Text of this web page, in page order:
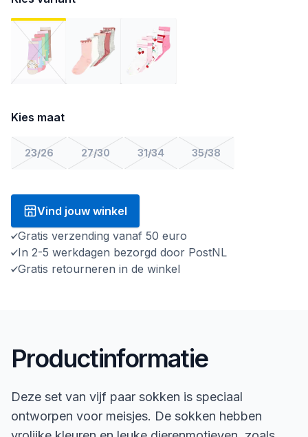
Kies maat
23/26 27/30 31/34 35/38
Vind jouw winkel
Gratis verzending vanaf 50 euro
In 2-5 werkdagen bezorgd door PostNL
Gratis retourneren in de winkel
Productinformatie
Deze set van vijf paar sokken is speciaal
ontworpen voor meisjes. De sokken hebben